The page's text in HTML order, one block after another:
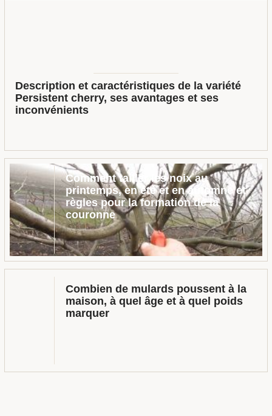
Description et caractéristiques de la variété
Persistent cherry, ses avantages et ses
inconvénients
Comment tailler les noix au
printemps, en été et en automne et
règles pour la formation de la
couronne
Combien de mulards poussent à la
maison, à quel âge et à quel poids
marquer